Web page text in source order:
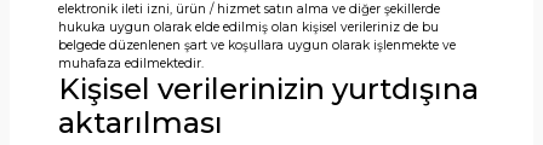
elektronik ileti izni, ürün / hizmet satın alma ve diğer şekillerde
hukuka uygun olarak elde edilmiş olan kişisel verileriniz de bu
belgede düzenlenen şart ve koşullara uygun olarak işlenmekte ve
muhafaza edilmektedir.
Kişisel verilerinizin yurtdışına
aktarılması